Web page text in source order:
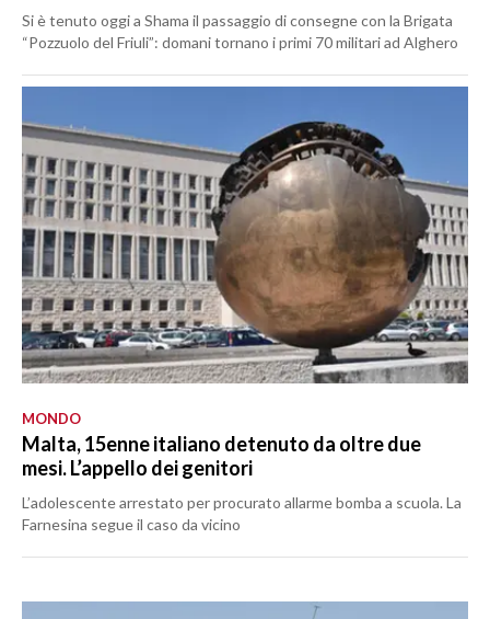
Si è tenuto oggi a Shama il passaggio di consegne con la Brigata
“Pozzuolo del Friuli”: domani tornano i primi 70 militari ad Alghero
MONDO
Malta, 15enne italiano detenuto da oltre due
mesi. L’appello dei genitori
L’adolescente arrestato per procurato allarme bomba a scuola. La
Farnesina segue il caso da vicino